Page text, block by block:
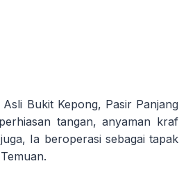
Bukit Kepong, Pasir Panjang
tangan, anyaman kraf
Ia beroperasi sebagai tapak